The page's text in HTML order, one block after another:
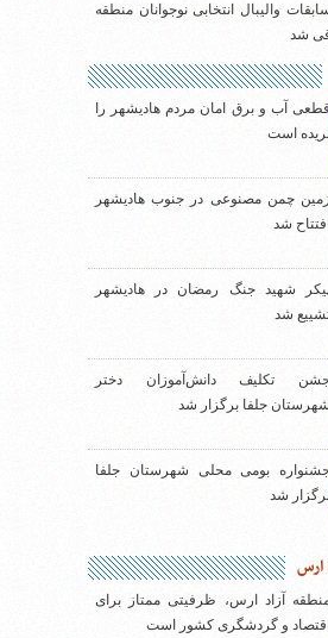
والیبال انتخابی نوجوانان منطقه
شد
قطعی آب و برق امان مردم هادیشهر را
است
زمین چمن مصنوعی در جنوب هادیشهر
افتتاح شد
شهید جنگ رمضان در هادیشهر
شد
تکلیف دانش‌آموزان دختر
شهرستان جلفا برگزار شد
بومی محلی شهرستان جلفا
شد
ارس
آزاد ارس، ظرفیتی ممتاز برای
اقتصاد و گردشگری کشور است